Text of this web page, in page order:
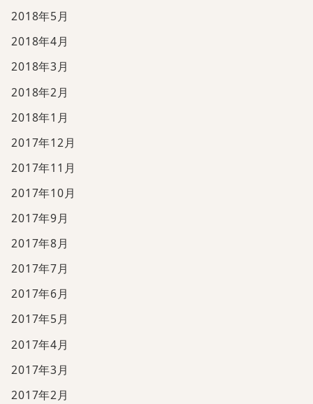
2018年5月
2018年4月
2018年3月
2018年2月
2018年1月
2017年12月
2017年11月
2017年10月
2017年9月
2017年8月
2017年7月
2017年6月
2017年5月
2017年4月
2017年3月
2017年2月